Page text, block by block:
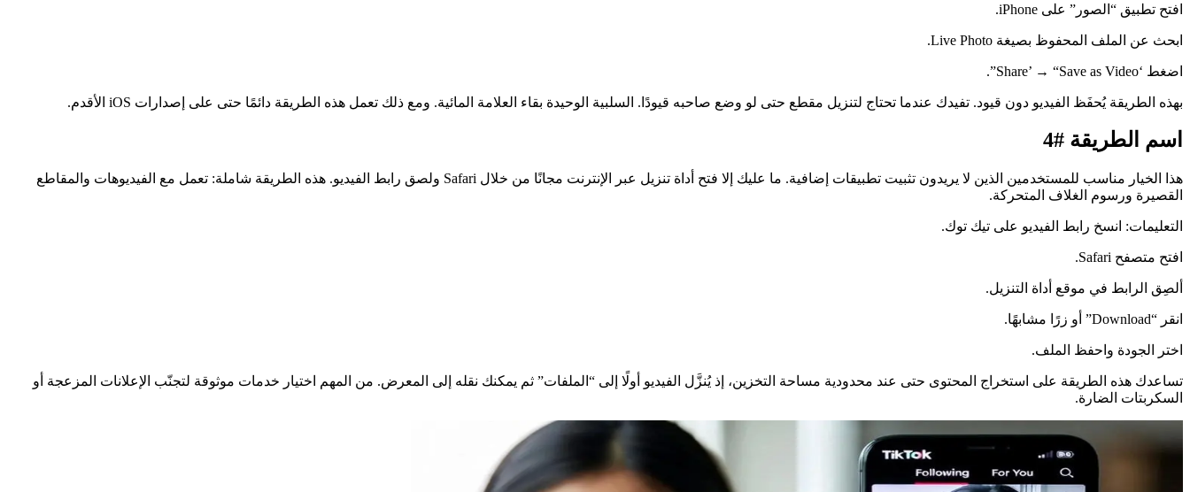
افتح تطبيق “الصور” على iPhone.
ابحث عن الملف المحفوظ بصيغة Live Photo.
اضغط ‘Share’ → “Save as Video”.
بهذه الطريقة يُحفَظ الفيديو دون قيود. تفيدك عندما تحتاج لتنزيل مقطع حتى لو وضع صاحبه قيودًا. السلبية الوحيدة بقاء العلامة المائية. ومع ذلك تعمل هذه الطريقة دائمًا حتى على إصدارات iOS الأقدم.
اسم الطريقة #4
هذا الخيار مناسب للمستخدمين الذين لا يريدون تثبيت تطبيقات إضافية. ما عليك إلا فتح أداة تنزيل عبر الإنترنت مجانًا من خلال Safari ولصق رابط الفيديو. هذه الطريقة شاملة: تعمل مع الفيديوهات والمقاطع
القصيرة ورسوم الغلاف المتحركة.
التعليمات: انسخ رابط الفيديو على تيك توك.
افتح متصفح Safari.
ألصِق الرابط في موقع أداة التنزيل.
انقر “Download” أو زرًا مشابهًا.
اختر الجودة واحفظ الملف.
تساعدك هذه الطريقة على استخراج المحتوى حتى عند محدودية مساحة التخزين، إذ يُنزَّل الفيديو أولًا إلى “الملفات” ثم يمكنك نقله إلى المعرض. من المهم اختيار خدمات موثوقة لتجنّب الإعلانات المزعجة أو
السكربتات الضارة.